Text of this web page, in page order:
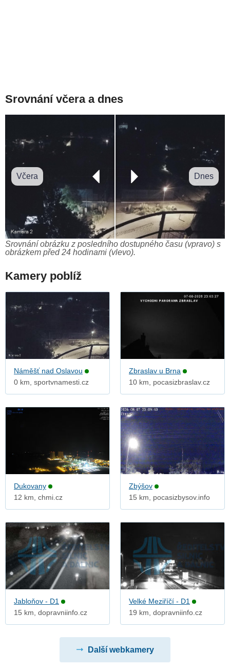
Srovnání včera a dnes
Včera Dnes
Srovnání obrázku z posledního dostupného času (vpravo) s
obrázkem před 24 hodinami (vlevo).
Kamery poblíž
Náměšť nad Oslavou
0 km, sportvnamesti.cz
Zbraslav u Brna
10 km, pocasizbraslav.cz
Dukovany
12 km, chmi.cz
Zbýšov
15 km, pocasizbysov.info
Jabloňov - D1
15 km, dopravniinfo.cz
Velké Meziříčí - D1
19 km, dopravniinfo.cz
Další webkamery